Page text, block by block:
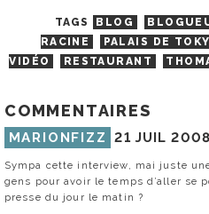
TAGS BLOG
RACINE
PALAIS DE
VIDÉO
RESTAURANT
COMMENTAIRES
MARIONFIZZ 21 JUIL
Sympa cette interview, mai juste
gens pour avoir le temps d’aller se
presse du jour le matin ?